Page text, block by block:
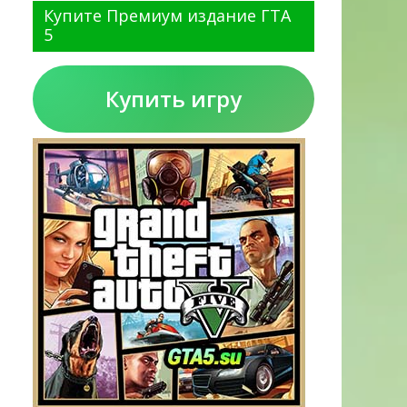
Купите Премиум издание ГТА
5
Купить игру